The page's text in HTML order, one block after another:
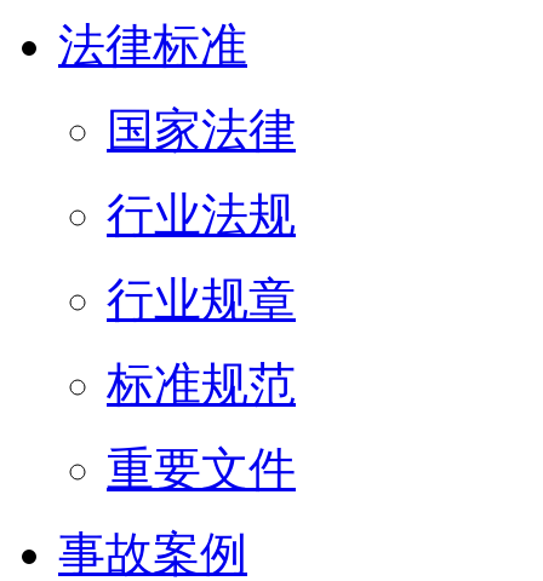
法律标准
国家法律
行业法规
行业规章
标准规范
重要文件
事故案例